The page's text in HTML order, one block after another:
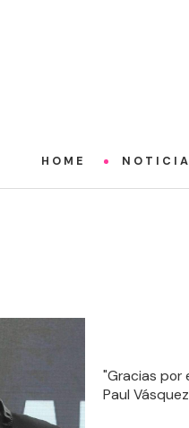
HOME
"Gracias por
Paul